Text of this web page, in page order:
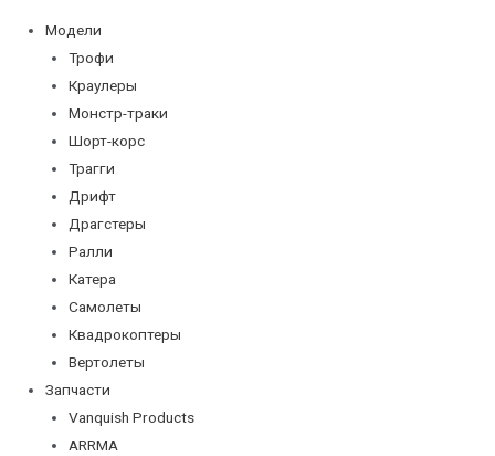
Модели
Трофи
Краулеры
Монстр-траки
Шорт-корс
Трагги
Дрифт
Драгстеры
Ралли
Катера
Самолеты
Квадрокоптеры
Вертолеты
Запчасти
Vanquish Products
ARRMA